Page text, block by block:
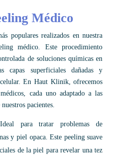
Médico
populares realizados en nuestra
médico. Este procedimiento
de soluciones químicas en
superficiales dañadas y
En Haut Klinik, ofrecemos
cada uno adaptado a las
pacientes.
para tratar problemas de
y piel opaca. Este peeling suave
de la piel para revelar una tez